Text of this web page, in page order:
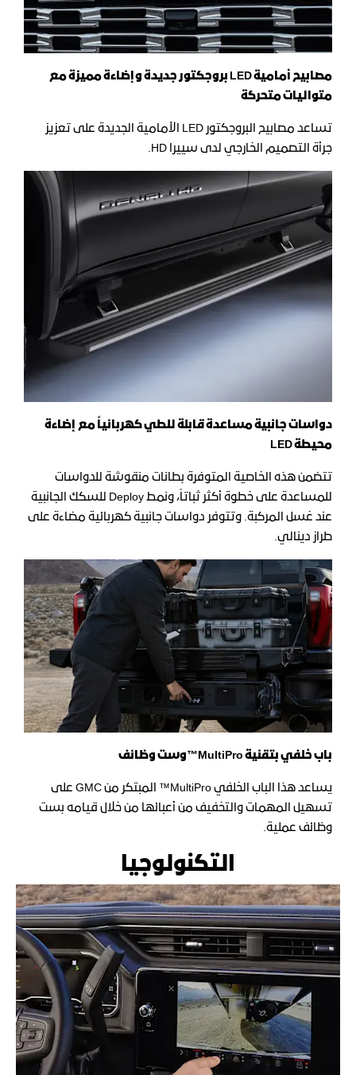
مصابيح أماميةLED بروجكتور جديدة وإضاءة مميزة مع
متواليات متحركة
تساعد مصابيح البروجكتور LED الأمامية الجديدة على تعزيز
جرأة التصميم الخارجي لدى سييرا HD.
دواسات جانبية مساعدة قابلة للطي كهربائياً مع إضاءة
محيطةLED
تتضمن هذه الخاصية المتوفرة بطانات منقوشة للدواسات
للمساعدة على خطوة أكثر ثباتاً، ونمط Deploy للسكك الجانبية
عند غسل المركبة. وتتوفر دواسات جانبية كهربائية مضاءة على
طراز دينالي.
باب خلفي بتقنيةMultiPro™ وست وظائف
يساعد هذا الباب الخلفي MultiPro™ المبتكر من GMC على
تسهيل المهمات والتخفيف من أعبائها من خلال قيامه بست
وظائف عملية.
التكنولوجيا